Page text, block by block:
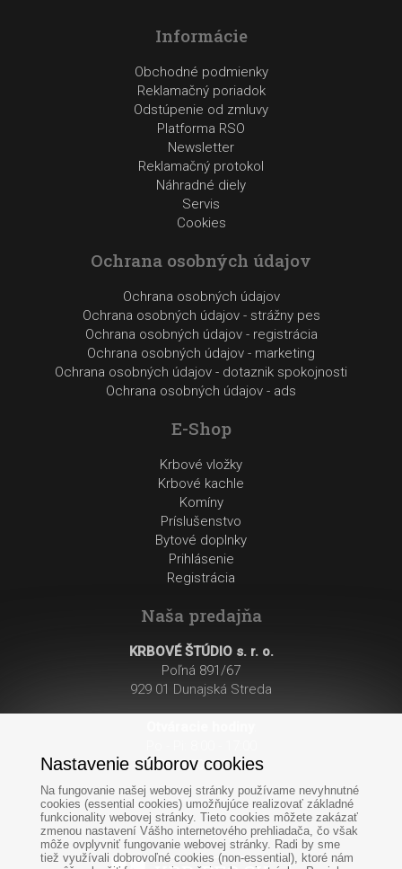
Informácie
Obchodné podmienky
Reklamačný poriadok
Odstúpenie od zmluvy
Platforma RSO
Newsletter
Reklamačný protokol
Náhradné diely
Servis
Cookies
Ochrana osobných údajov
Ochrana osobných údajov
Ochrana osobných údajov - strážny pes
Ochrana osobných údajov - registrácia
Ochrana osobných údajov - marketing
Ochrana osobných údajov - dotaznik spokojnosti
Ochrana osobných údajov - ads
E-Shop
Krbové vložky
Krbové kachle
Komíny
Príslušenstvo
Bytové doplnky
Prihlásenie
Registrácia
Naša predajňa
KRBOVÉ ŠTÚDIO s. r. o.
Poľná 891/67
929 01 Dunajská Streda
So: 8:00 - 12:00
Nastavenie súborov cookies
Na fungovanie našej webovej stránky používame nevyhnutné
cookies (essential cookies) umožňujúce realizovať základné
funkcionality webovej stránky. Tieto cookies môžete zakázať
zmenou nastavení Vášho internetového prehliadača, čo však
môže ovplyvniť fungovanie webovej stránky. Radi by sme
tiež využívali dobrovoľné cookies (non-essential), ktoré nám